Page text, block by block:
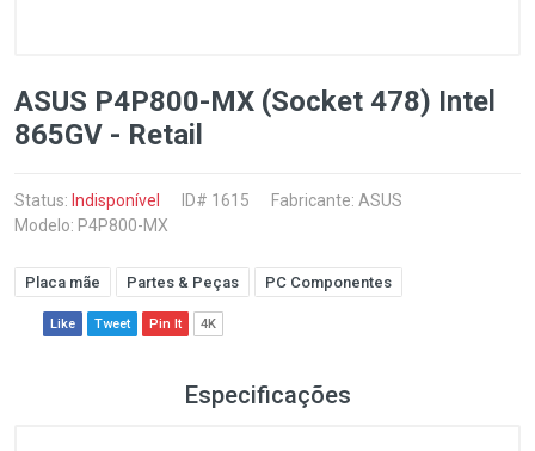
ASUS P4P800-MX (Socket 478) Intel
865GV - Retail
Status: Indisponível ID# 1615 Fabricante: ASUS
Modelo: P4P800-MX
Placa mãe Partes & Peças PC Componentes
Like Tweet Pin It 4K
Especificações